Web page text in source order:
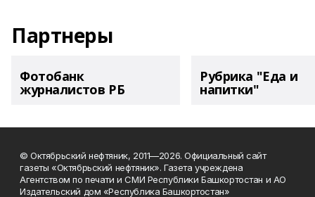
Партнеры
Фотобанк
журналистов РБ
Рубрика "Еда и
напитки"
© Октябрьский нефтяник, 2011—2026. Официальный сайт
газеты «Октябрьский нефтяник». Газета учреждена
Агентством по печати и СМИ Республики Башкортостан и АО
Издательский дом «Республика Башкортостан»